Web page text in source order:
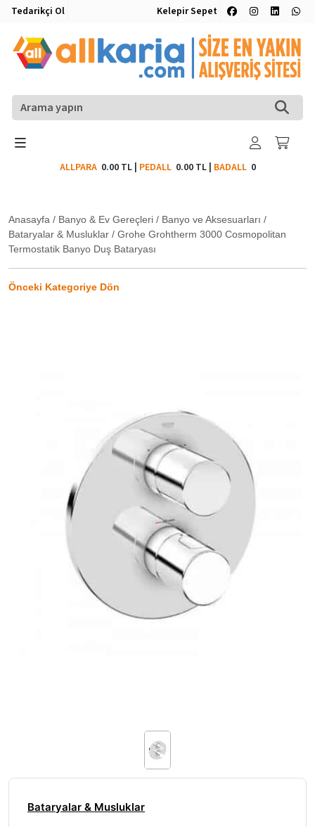
Tedarikçi Ol Kelepir Sepet
ALLPARA 0.00 TL| PEDALL 0.00 TL| BADALL0
Anasayfa / Banyo & Ev Gereçleri / Banyo ve Aksesuarları /
Bataryalar & Musluklar / Grohe Grohtherm 3000 Cosmopolitan
Termostatik Banyo Duş Bataryası
Önceki Kategoriye Dön
Bataryalar & Musluklar